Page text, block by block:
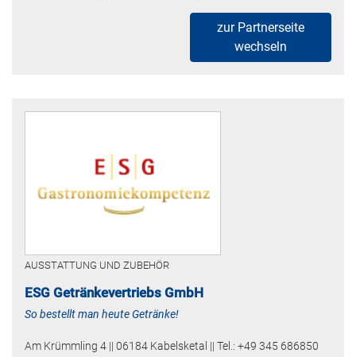
zur Partnerseite
wechseln
AUSSTATTUNG UND ZUBEHÖR
ESG Getränkevertriebs GmbH
So bestellt man heute Getränke!
Am Krümmling 4 || 06184 Kabelsketal || Tel.: +49 345 686850